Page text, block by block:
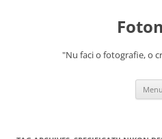
"Nu faci o fotografie, o
Menu